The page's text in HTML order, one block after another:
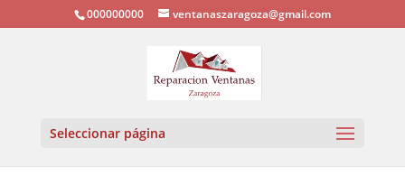
000000000 ventanaszaragoza@gmail.com
Seleccionar página